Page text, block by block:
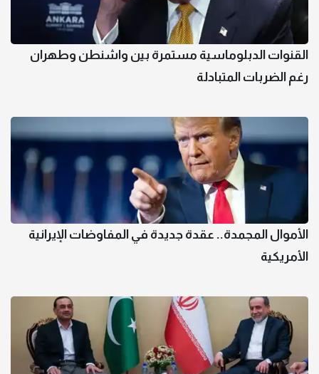
القنوات الدبلوماسية مستمرة بين واشنطن وطهران
رغم الضربات المتبادلة
الأموال المجمدة.. عقدة جديدة في المفاوضات الإيرانية
الأمريكية